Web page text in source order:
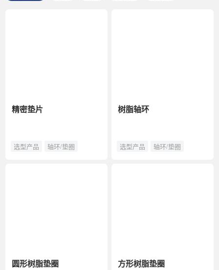
精密垫片
选型产品 轴环/垫圈
圆形树脂垫圈
树脂轴环
选型产品 轴环/垫圈
方形树脂垫圈